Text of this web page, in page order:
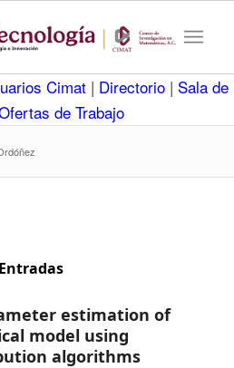
Cimat | Directorio | Sala de
de Trabajo
Entradas
estimation of
model using
algorithms